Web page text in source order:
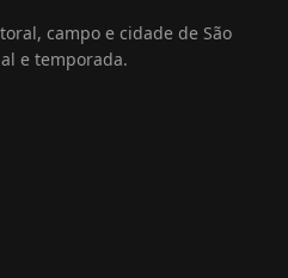
campo e cidade de São
e temporada.